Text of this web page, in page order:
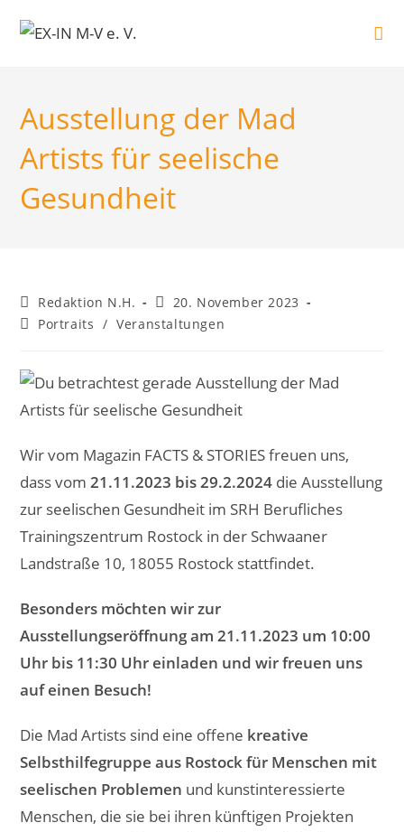
Inhalt
Ausstellung der Mad
Artists für seelische
Gesundheit
Beitrags-
Autor:
Redaktion N.H.
Beitrag
veröffentlicht:
20. November 2023
Beitrags-
Portraits / Veranstaltungen
Wir vom Magazin FACTS & STORIES freuen uns,
dass vom21.11.2023 bis 29.2.2024 die Ausstellung
zur seelischen Gesundheit im SRH Berufliches
Trainingszentrum Rostock in der Schwaaner
Landstraße 10, 18055 Rostock stattfindet.
Besonders möchten wir zur
Ausstellungseröffnung am 21.11.2023 um 10:00
Uhr bis 11:30 Uhr einladen und wir freuen uns
auf einen Besuch!
Die Mad Artists sind eine offene kreative
Selbsthilfegruppe aus Rostock für Menschen mit
seelischen Problemen und kunstinteressierte
Menschen, die sie bei ihren künftigen Projekten